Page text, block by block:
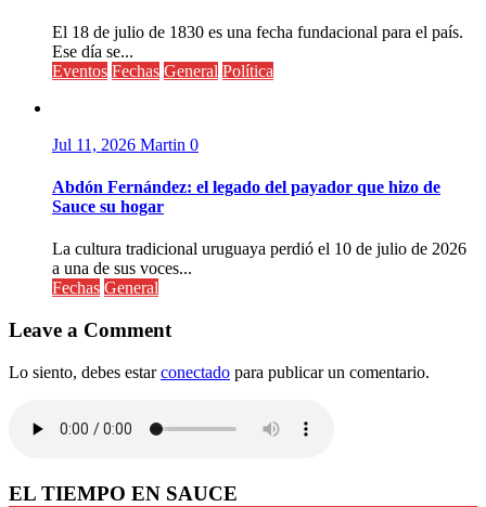
El 18 de julio de 1830 es una fecha fundacional para el país.
Ese día se...
Eventos Fechas General Política
Jul 11, 2026 Martin 0
Abdón Fernández: el legado del payador que hizo de
Sauce su hogar
La cultura tradicional uruguaya perdió el 10 de julio de 2026
a una de sus voces...
Fechas General
Leave a Comment
Lo siento, debes estarconectado para publicar un comentario.
EL TIEMPO EN SAUCE